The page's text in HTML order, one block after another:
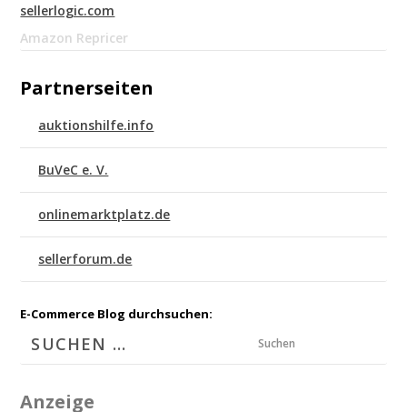
sellerlogic.com
Amazon Repricer
Partnerseiten
auktionshilfe.info
BuVeC e. V.
onlinemarktplatz.de
sellerforum.de
E-Commerce Blog durchsuchen:
Suchen
Anzeige